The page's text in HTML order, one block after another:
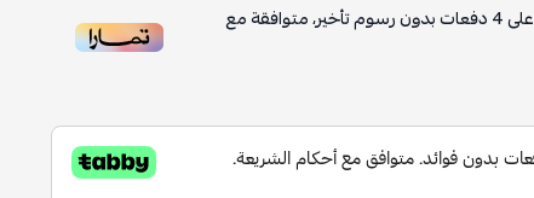
4دفعات بدون رسوم تأخير، متوافقة مع